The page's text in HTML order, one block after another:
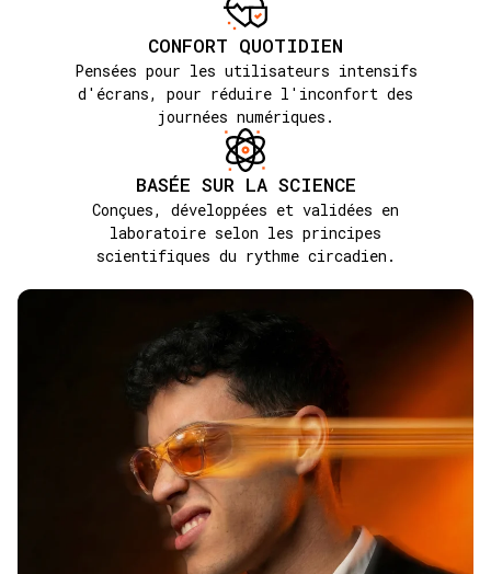
CONFORT QUOTIDIEN
Pensées pour les utilisateurs intensifs
d'écrans, pour réduire l'inconfort des
journées numériques.
BASÉE SUR LA SCIENCE
Conçues, développées et validées en
laboratoire selon les principes
scientifiques du rythme circadien.